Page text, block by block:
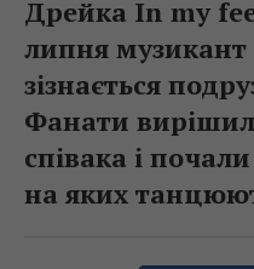
Дрейка In my
липня музикант
зізнається
Фанати
співака і
на яких